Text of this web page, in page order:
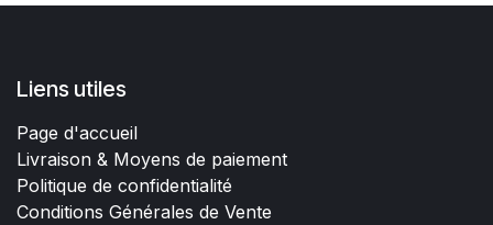
Liens utiles
Page d'accueil
Livraison & Moyens de paiement
Politique de confidentialité
Conditions Générales de Vente